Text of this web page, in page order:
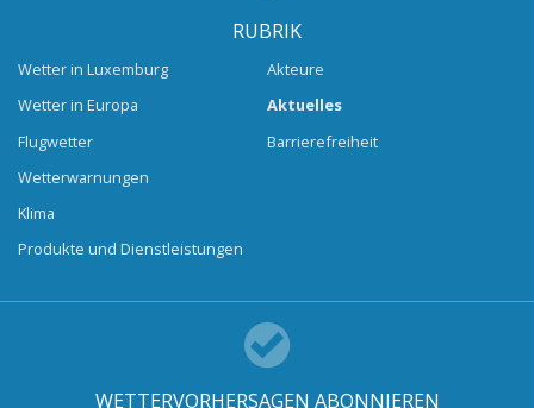
RUBRIK
Wetter in Luxemburg
Wetter in Europa
Flugwetter
Wetterwarnungen
Klima
Produkte und Dienstleistungen
Akteure
Aktuelles
Barrierefreiheit
WETTERVORHERSAGEN ABONNIEREN